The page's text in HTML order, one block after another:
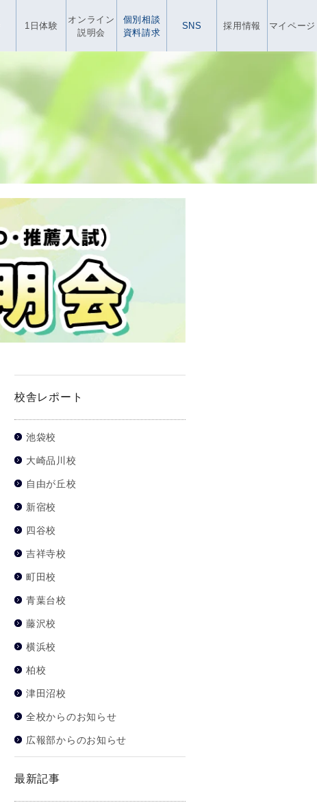
1日体験
オンライン
説明会
個別相談
資料請求
SNS 採用情報 マイページ
校舎レポート
池袋校
大崎品川校
自由が丘校
新宿校
四谷校
吉祥寺校
町田校
青葉台校
藤沢校
横浜校
柏校
津田沼校
全校からのお知らせ
広報部からのお知らせ
最新記事